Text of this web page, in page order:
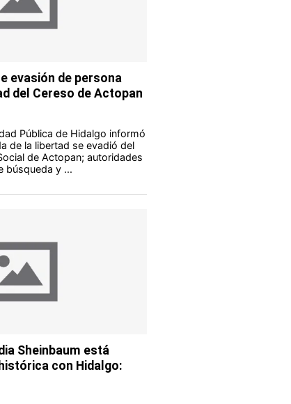
evasión de persona
del Cereso de Actopan
Pública de Hidalgo informó
de la libertad se evadió del
de Actopan; autoridades
búsqueda y ...
Sheinbaum está
con Hidalgo: